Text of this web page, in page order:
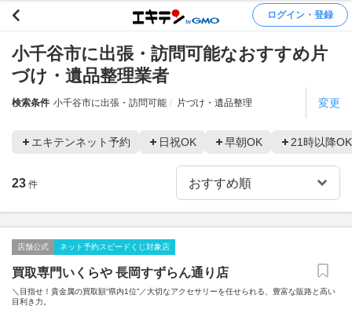
ログイン・登録
小千谷市に出張・訪問可能なおすすめ片
づけ・遺品整理業者
検索条件 小千谷市に出張・訪問可能 片づけ・遺品整理 変更
エキテンネット予約 日祝OK 早朝OK 21時以降OK
23 件
店舗公式 ネット予約スピードくじ対象店
買取専門いくらや 長岡すずらん通り店
＼目指せ！貴金属の買取額“県内1位”／大切なアクセサリーを任せられる、豊富な販路と高い
目利き力。